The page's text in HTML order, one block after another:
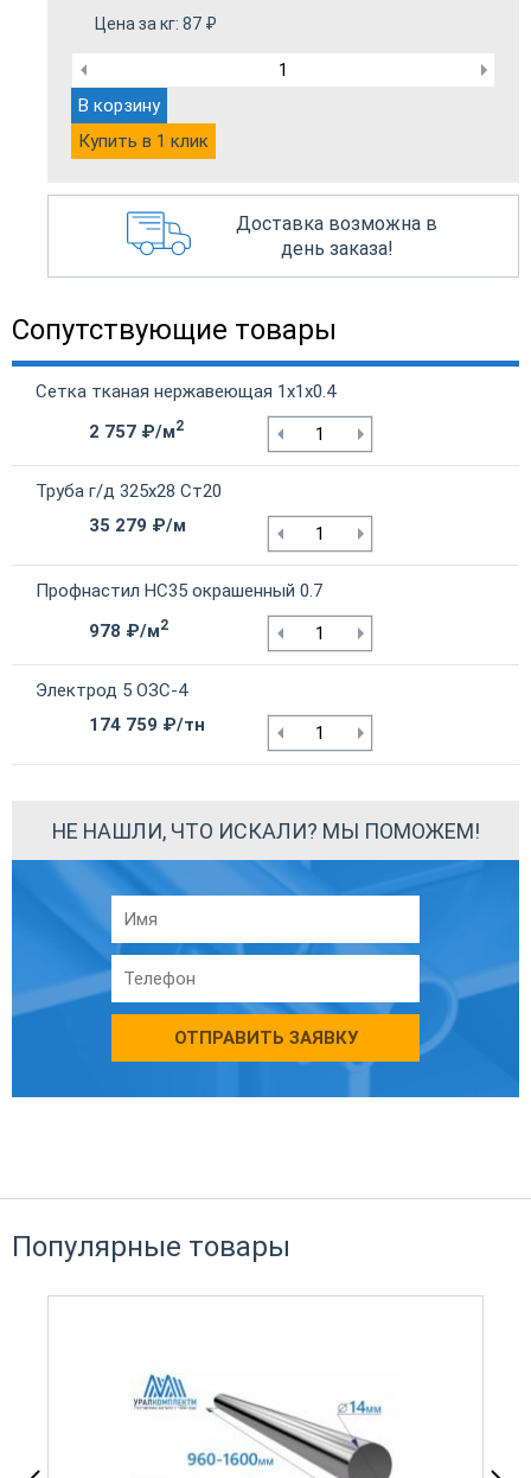
Цена за кг: 87 ₽
В корзину
Купить в 1 клик
Доставка возможна в
день заказа!
Сопутствующие товары
Сетка тканая нержавеющая 1х1х0.4
2 757 ₽/м2
Труба г/д 325х28 Ст20
35 279 ₽/м
Профнастил НС35 окрашенный 0.7
978 ₽/м2
Электрод 5 ОЗС-4
174 759 ₽/тн
НЕ НАШЛИ, ЧТО ИСКАЛИ? МЫ ПОМОЖЕМ!
ОТПРАВИТЬ ЗАЯВКУ
Популярные товары